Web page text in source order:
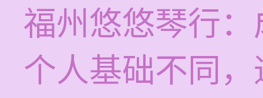
福州悠悠琴行
个人基础不同